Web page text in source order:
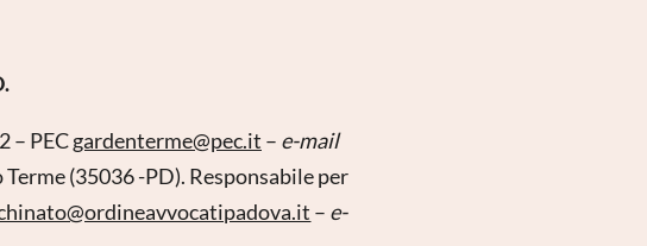
– PECgardenterme@pec.it – e-mail
(35036 -PD). Responsabile per
– e-